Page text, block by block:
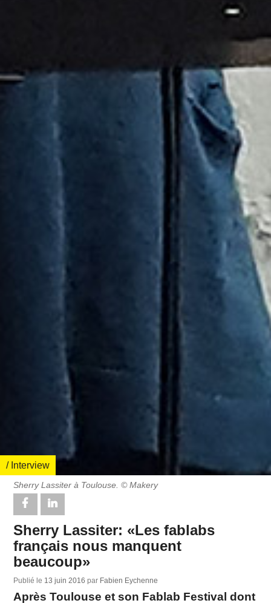
/ Interview
Sherry Lassiter à Toulouse. © Makery
Sherry Lassiter: «Les fablabs
français nous manquent
beaucoup»
Publié le 13 juin 2016par Fabien Eychenne
Après Toulouse et son Fablab Festival dont